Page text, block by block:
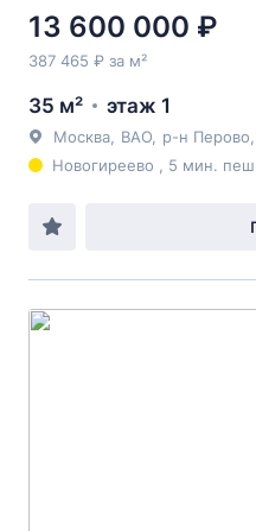
13 600 000 ₽
387 465 ₽ за м²
35 м² этаж 1
Москва ВАО р-н Перово
Новогиреево , 5 мин.